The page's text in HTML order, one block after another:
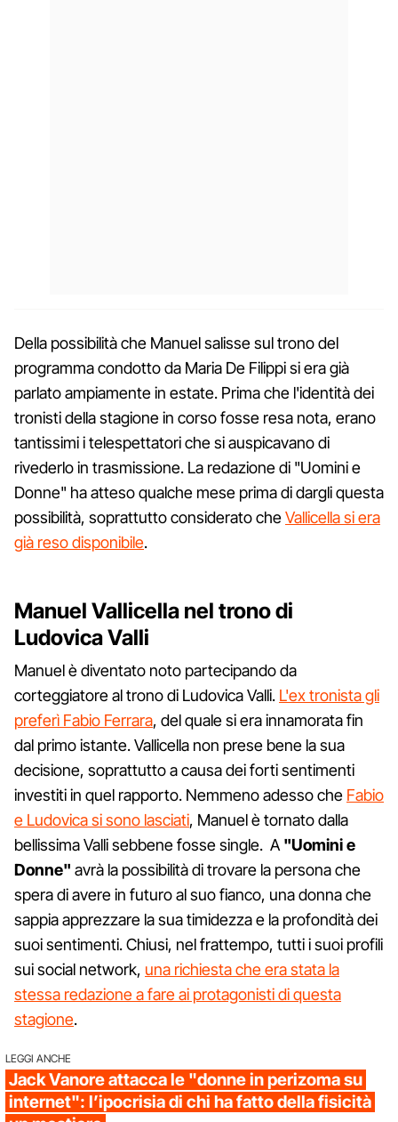
Della possibilità che Manuel salisse sul trono del
programma condotto da Maria De Filippi si era già
parlato ampiamente in estate. Prima che l'identità dei
tronisti della stagione in corso fosse resa nota, erano
tantissimi i telespettatori che si auspicavano di
rivederlo in trasmissione. La redazione di "Uomini e
Donne" ha atteso qualche mese prima di dargli questa
possibilità, soprattutto considerato cheVallicella si era
già reso disponibile.
Manuel Vallicella nel trono di
Ludovica Valli
Manuel è diventato noto partecipando da
corteggiatore al trono di Ludovica Valli. L'ex tronista gli
preferì Fabio Ferrara, del quale si era innamorata fin
dal primo istante. Vallicella non prese bene la sua
decisione, soprattutto a causa dei forti sentimenti
investiti in quel rapporto. Nemmeno adesso che Fabio
e Ludovica si sono lasciati, Manuel è tornato dalla
bellissima Valli sebbene fosse single. A "Uomini e
Donne" avrà la possibilità di trovare la persona che
spera di avere in futuro al suo fianco, una donna che
sappia apprezzare la sua timidezza e la profondità dei
suoi sentimenti. Chiusi, nel frattempo, tutti i suoi profili
sui social network, una richiesta che era stata la
stessa redazione a fare ai protagonisti di questa
stagione.
LEGGI ANCHE
Jack Vanore attacca le "donne in perizoma su
internet": l’ipocrisia di chi ha fatto della fisicità